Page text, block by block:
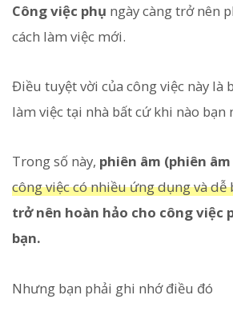
Công việc phụ ngày càng trở nên
cách làm việc mới.
Điều tuyệt vời của công việc này là
làm việc tại nhà bất cứ khi nào bạn
Trong số này, phiên âm (phiên
công việc có nhiều ứng dụng và dễ
trở nên hoàn hảo cho công việc
bạn.
Nhưng bạn phải ghi nhớ điều đó